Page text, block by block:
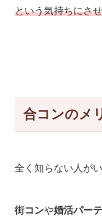
という気持ちにさ
合コンのメ
全く知らない人が
街コンや婚活パー